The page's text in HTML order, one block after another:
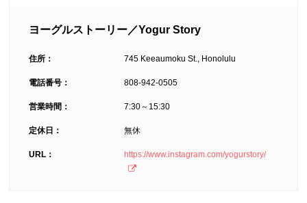
ヨーグルストーリー／Yogur Story
住所： 745 Keeaumoku St., Honolulu
電話番号： 808-942-0505
営業時間： 7:30～15:30
定休日： 無休
URL： https://www.instagram.com/yogurstory/